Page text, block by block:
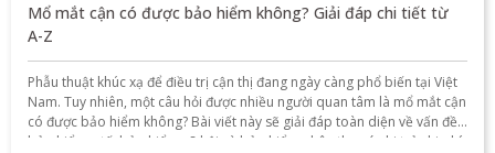
Mổ mắt cận có được bảo hiểm không? Giải đáp chi tiết từ
A-Z
Phẫu thuật khúc xạ để điều trị cận thị đang ngày càng phổ biến tại Việt
Nam. Tuy nhiên, một câu hỏi được nhiều người quan tâm là mổ mắt cận
có được bảo hiểm không? Bài viết này sẽ giải đáp toàn diện về vấn đề
bảo hiểm y tế, bảo hiểm xã hội và bảo hiểm nhân thọ có chi trả chi phí